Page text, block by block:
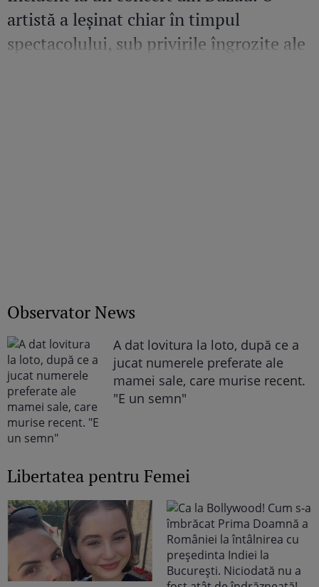
artistă a leșinat chiar în timpul
spectacolului, sub privirile îngrozite ale
Observator News
A dat lovitura la loto, după ce a
jucat numerele preferate ale
mamei sale, care murise recent.
"E un semn"
Libertatea pentru Femei